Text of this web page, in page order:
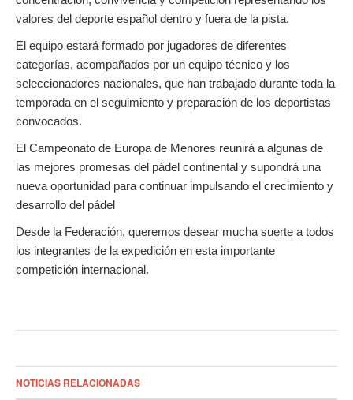
valores del deporte español dentro y fuera de la pista.
El equipo estará formado por jugadores de diferentes
categorías, acompañados por un equipo técnico y los
seleccionadores nacionales, que han trabajado durante toda la
temporada en el seguimiento y preparación de los deportistas
convocados.
El Campeonato de Europa de Menores reunirá a algunas de
las mejores promesas del pádel continental y supondrá una
nueva oportunidad para continuar impulsando el crecimiento y
desarrollo del pádel
Desde la Federación, queremos desear mucha suerte a todos
los integrantes de la expedición en esta importante
competición internacional.
NOTICIAS RELACIONADAS